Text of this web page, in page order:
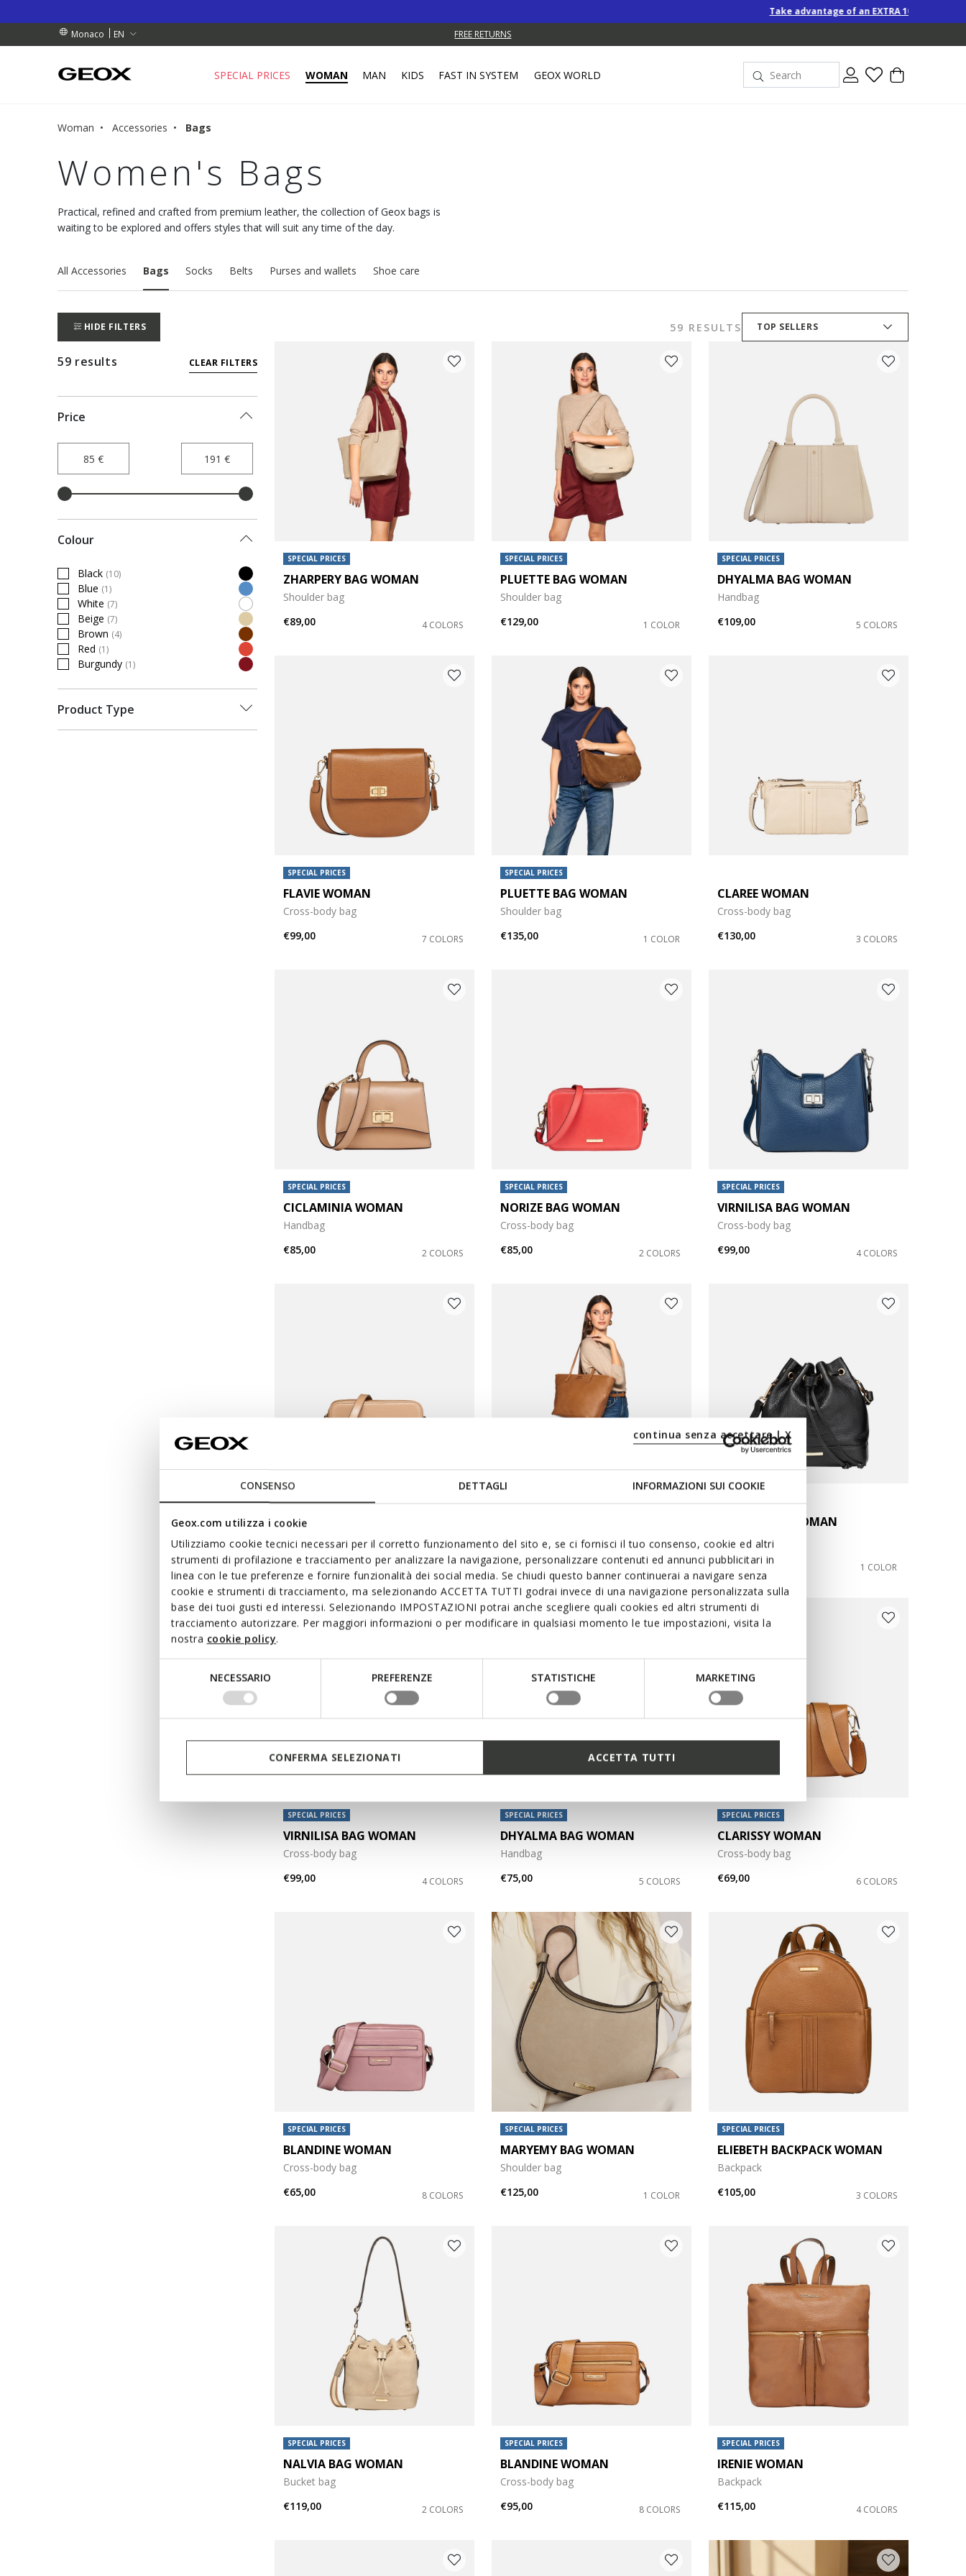
CONSENSO DETTAGLI INFORMAZIONI SUI COOKIE
Geox.com utilizza i cookie
Utilizziamo cookie tecnici necessari per il corretto funzionamento del sito e, se ci fornisci il tuo consenso, cookie ed altri
strumenti di profilazione e tracciamento per analizzare la navigazione, personalizzare contenuti ed annunci pubblicitari in
linea con le tue preferenze e fornire funzionalità dei social media. Se chiudi questo banner continuerai a navigare senza
cookie e strumenti di tracciamento, ma selezionando ACCETTA TUTTI godrai invece di una navigazione personalizzata sulla
base dei tuoi gusti ed interessi. Selezionando IMPOSTAZIONI potrai anche scegliere quali cookies ed altri strumenti di
tracciamento autorizzare. Per maggiori informazioni o per modificare in qualsiasi momento le tue impostazioni, visita la
nostra cookie policy.
NECESSARIO PREFERENZE STATISTICHE MARKETING
continua senza accettare | X
CONFERMA SELEZIONATI ACCETTA TUTTI
Take advantage of an EXTRA 10% off Special-Price products
Monaco
EN
OVER 90.00 € FREE RETURNS
OVER 90.00 €
SPECIAL PRICES WOMAN MAN KIDS FAST IN SYSTEM GEOX WORLD
Woman Accessories Bags
Women's Bags
Practical, refined and crafted from premium leather, the collection of Geox bags is
waiting to be explored and offers styles that will suit any time of the day.
All Accessories Bags Socks Belts Purses and wallets Shoe care
HIDE FILTERS 59 RESULTS TOP SELLERS
59 results CLEAR FILTERS
Price
Colour
Black (10)
Refine by Colour: Black
Blue (1)
Refine by Colour: Blue
White (7)
Refine by Colour: White
Beige (7)
Refine by Colour: Beige
Brown (4)
Refine by Colour: Brown
Red (1)
Refine by Colour: Red
Burgundy (1)
Refine by Colour: Burgundy
Product Type
SPECIAL PRICES
ZHARPERY BAG WOMAN
Shoulder bag
€89,00
4 COLORS
SPECIAL PRICES
PLUETTE BAG WOMAN
Shoulder bag
€129,00
1 COLOR
SPECIAL PRICES
DHYALMA BAG WOMAN
Handbag
€109,00
5 COLORS
SPECIAL PRICES
FLAVIE WOMAN
Cross-body bag
€99,00
7 COLORS
SPECIAL PRICES
PLUETTE BAG WOMAN
Shoulder bag
€135,00
1 COLOR
CLAREE WOMAN
Cross-body bag
€130,00
3 COLORS
SPECIAL PRICES
CICLAMINIA WOMAN
Handbag
€85,00
2 COLORS
SPECIAL PRICES
NORIZE BAG WOMAN
Cross-body bag
€85,00
2 COLORS
SPECIAL PRICES
VIRNILISA BAG WOMAN
Cross-body bag
€99,00
4 COLORS
SPECIAL PRICES
NORIZE BAG WOMAN
Cross-body bag
€85,00
2 COLORS
SPECIAL PRICES
Shoulder bag
€129,00
4 COLORS
NALVIA BAG WOMAN
Bucket bag
€180,00
1 COLOR
SPECIAL PRICES
VIRNILISA BAG WOMAN
Cross-body bag
€99,00
4 COLORS
SPECIAL PRICES
DHYALMA BAG WOMAN
Handbag
€75,00
5 COLORS
SPECIAL PRICES
CLARISSY WOMAN
Cross-body bag
€69,00
6 COLORS
SPECIAL PRICES
BLANDINE WOMAN
Cross-body bag
€65,00
8 COLORS
SPECIAL PRICES
MARYEMY BAG WOMAN
Shoulder bag
€125,00
1 COLOR
SPECIAL PRICES
ELIEBETH BACKPACK WOMAN
Backpack
€105,00
3 COLORS
SPECIAL PRICES
NALVIA BAG WOMAN
Bucket bag
€119,00
2 COLORS
SPECIAL PRICES
BLANDINE WOMAN
Cross-body bag
€95,00
8 COLORS
SPECIAL PRICES
IRENIE WOMAN
Backpack
€115,00
4 COLORS